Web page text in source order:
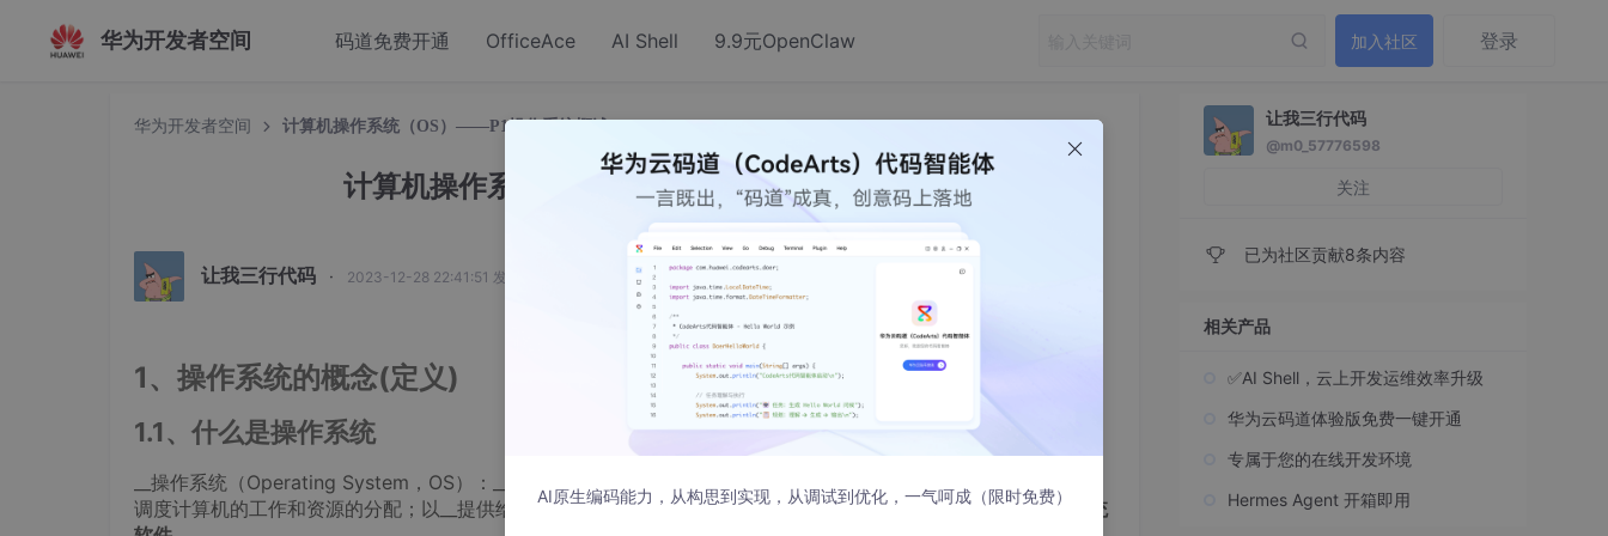
华为开发者空间 码道免费开通 OfficeAce AI Shell 9.9元OpenClaw 加入社区 登录
华为开发者空间 计算机操作系统（OS）——P1操作系统概述
计算机操作系统（OS）——P1操作系统概述
让我三行代码 · 2023-12-28 22:41:51 发布
1、操作系统的概念(定义)
1.1、什么是操作系统
__操作系统（Operating System，OS）：__是指控制和管理整个计算机系统的__硬件和软件__资源，并合理的组织
调度计算机的工作和资源的分配；以__提供给用户和其它软件方便的接口和环境；它是计算机系统中最基本的__系统
让我三行代码
@m0_57776598
关注
已为社区贡献8条内容
相关产品
✅AI Shell，云上开发运维效率升级
华为云码道体验版免费一键开通
专属于您的在线开发环境
Hermes Agent 开箱即用
AI原生编码能力，从构思到实现，从调试到优化，一气呵成（限时免费）